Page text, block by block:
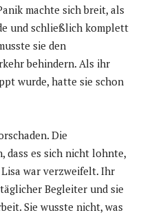
machte sich breit, als
und schließlich komplett
sie den
behindern. Als ihr
wurde, hatte sie schon
Die
dass es sich nicht lohnte,
war verzweifelt. Ihr
Begleiter und sie
Sie wusste nicht, was